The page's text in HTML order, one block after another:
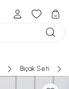
Bıçak Seti